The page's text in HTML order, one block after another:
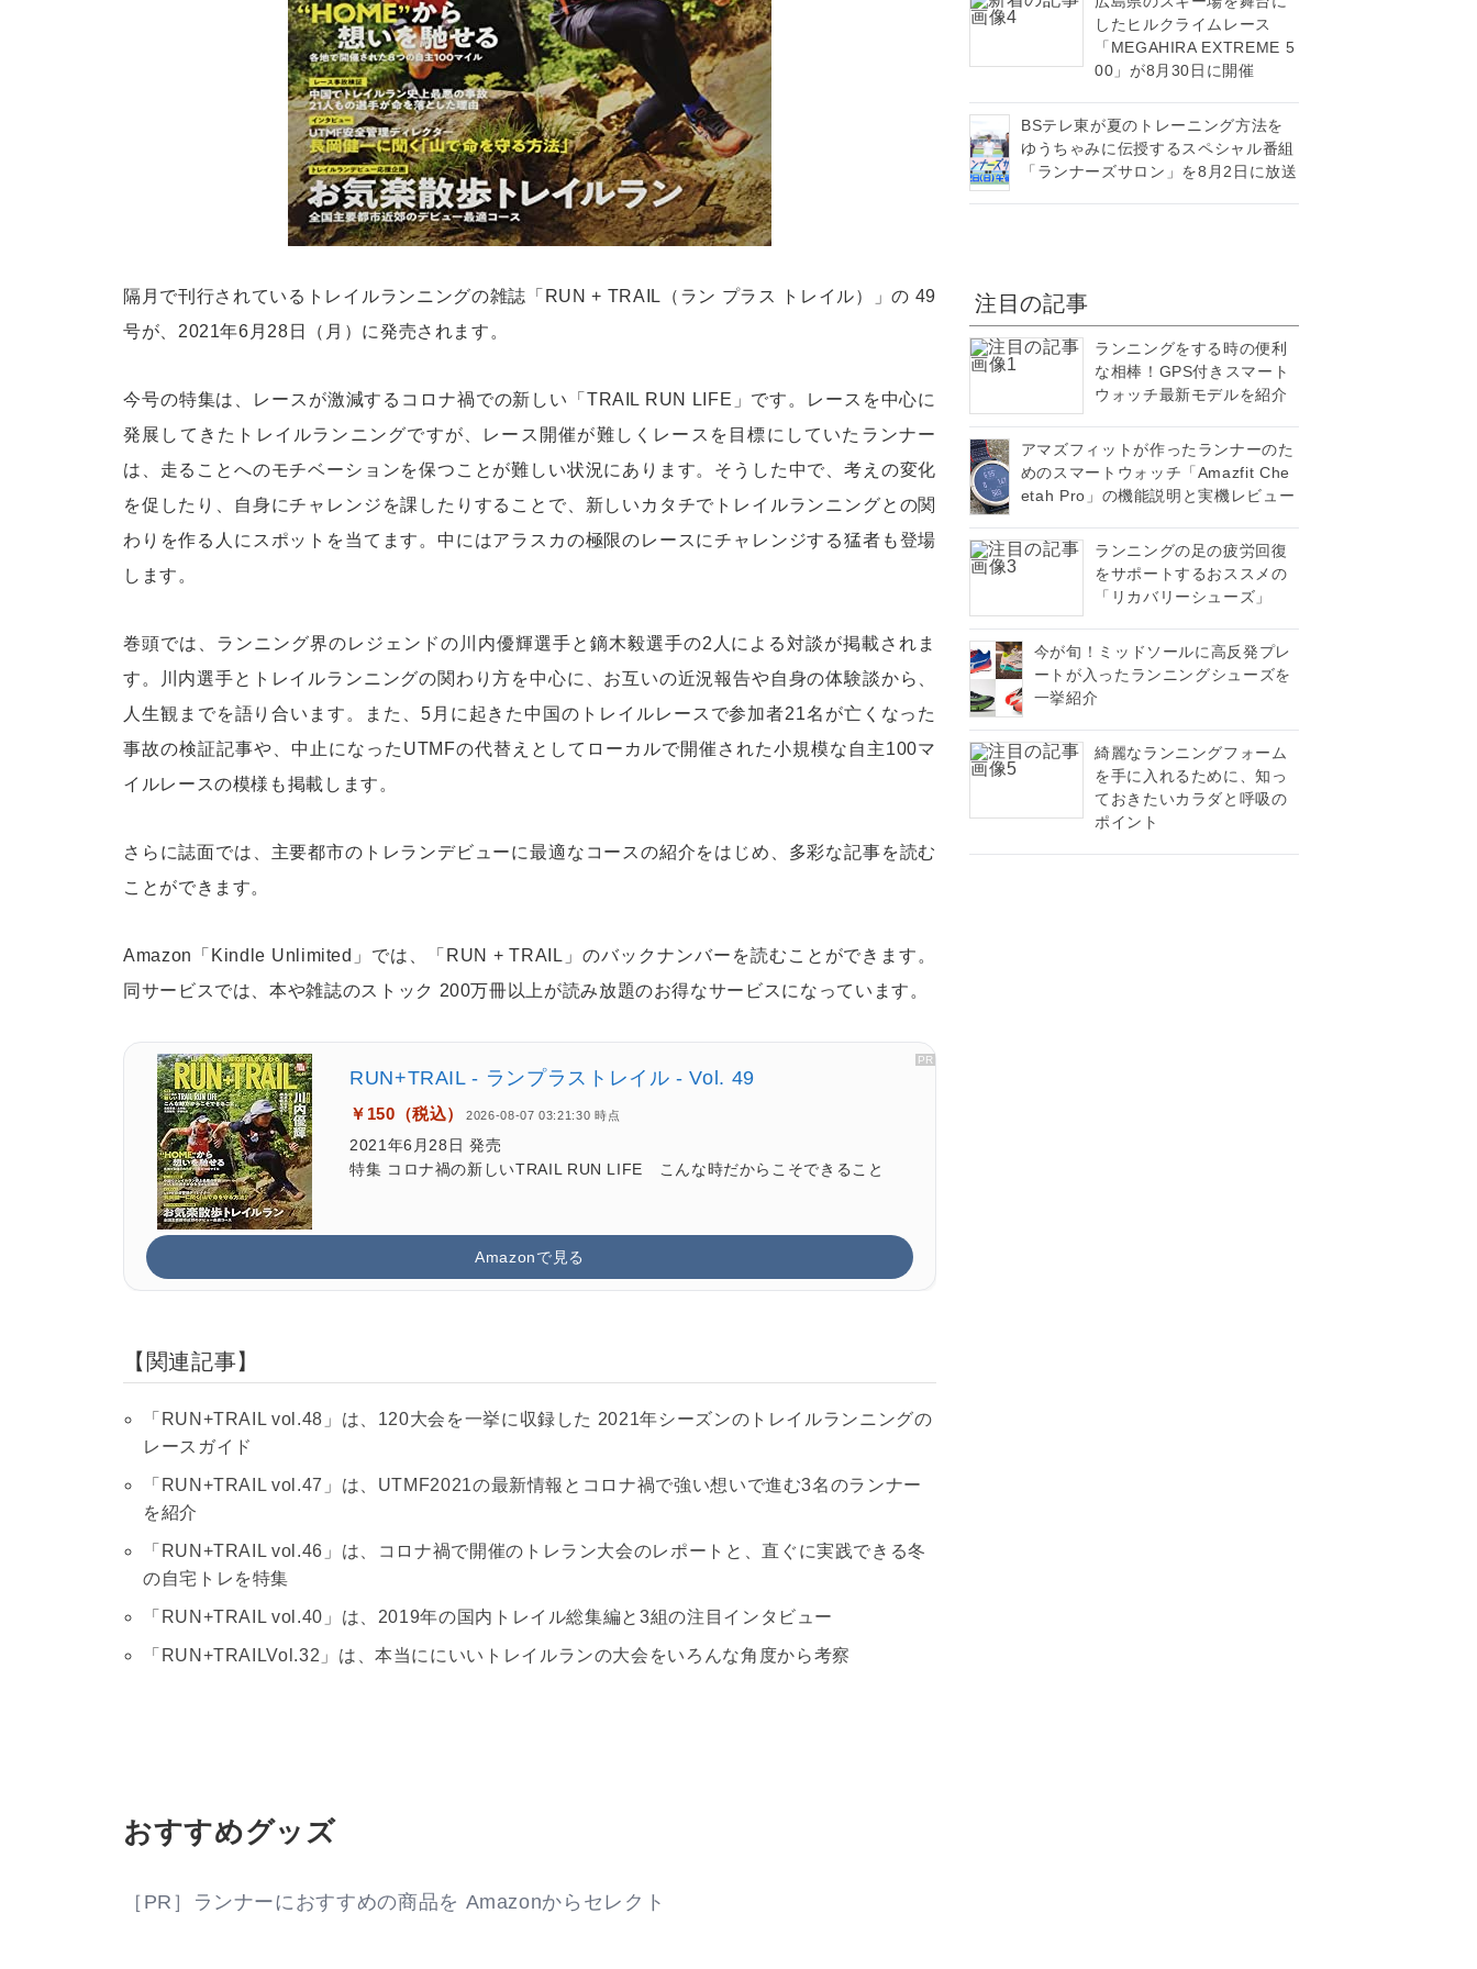
隔月で刊行されているトレイルランニングの雑誌「RUN + TRAIL（ラン プラス トレイル）」の 49
号が、2021年6月28日（月）に発売されます。
今号の特集は、レースが激減するコロナ禍での新しい「TRAIL RUN LIFE」です。レースを中心に
発展してきたトレイルランニングですが、レース開催が難しくレースを目標にしていたランナー
は、走ることへのモチベーションを保つことが難しい状況にあります。そうした中で、考えの変化
を促したり、自身にチャレンジを課したりすることで、新しいカタチでトレイルランニングとの関
わりを作る人にスポットを当てます。中にはアラスカの極限のレースにチャレンジする猛者も登場
します。
巻頭では、ランニング界のレジェンドの川内優輝選手と鏑木毅選手の2人による対談が掲載されま
す。川内選手とトレイルランニングの関わり方を中心に、お互いの近況報告や自身の体験談から、
人生観までを語り合います。また、5月に起きた中国のトレイルレースで参加者21名が亡くなった
事故の検証記事や、中止になったUTMFの代替えとしてローカルで開催された小規模な自主100マ
イルレースの模様も掲載します。
さらに誌面では、主要都市のトレランデビューに最適なコースの紹介をはじめ、多彩な記事を読む
ことができます。
Amazon「Kindle Unlimited」では、「RUN + TRAIL」のバックナンバーを読むことができます。
同サービスでは、本や雑誌のストック 200万冊以上が読み放題のお得なサービスになっています。
RUN+TRAIL - ランプラストレイル - Vol. 49
￥150（税込） 2026-08-07 03:21:30 時点
2021年6月28日 発売
特集 コロナ禍の新しいTRAIL RUN LIFE こんな時だからこそできること
Amazonで見る
関連記事
「RUN+TRAIL vol.48」は、120大会を一挙に収録した 2021年シーズンのトレイルランニングの
レースガイド
「RUN+TRAIL vol.47」は、UTMF2021の最新情報とコロナ禍で強い想いで進む3名のランナー
を紹介
「RUN+TRAIL vol.46」は、コロナ禍で開催のトレラン大会のレポートと、直ぐに実践できる冬
の自宅トレを特集
「RUN+TRAIL vol.40」は、2019年の国内トレイル総集編と3組の注目インタビュー
「RUN+TRAILVol.32」は、本当ににいいトレイルランの大会をいろんな角度から考察
したヒルクライムレース
「MEGAHIRA EXTREME 5
00」が8月30日に開催
BSテレ東が夏のトレーニング方法を
ゆうちゃみに伝授するスペシャル番組
「ランナーズサロン」を8月2日に放送
注目の記事
ランニングをする時の便利
な相棒！GPS付きスマート
ウォッチ最新モデルを紹介
アマズフィットが作ったランナーのた
めのスマートウォッチ「Amazfit Che
etah Pro」の機能説明と実機レビュー
ランニングの足の疲労回復
をサポートするおススメの
「リカバリーシューズ」
今が旬！ミッドソールに高反発プレ
ートが入ったランニングシューズを
一挙紹介
綺麗なランニングフォーム
を手に入れるために、知っ
ておきたいカラダと呼吸の
ポイント
おすすめグッズ
［PR］ランナーにおすすめの商品を Amazonからセレクト